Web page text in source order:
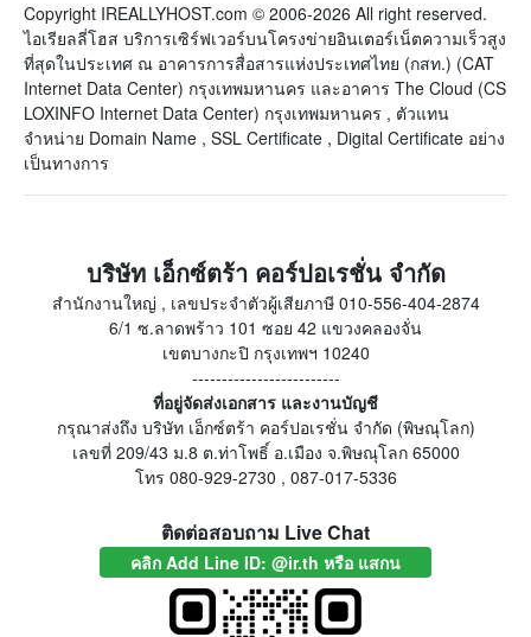
Copyright IREALLYHOST.com © 2006-2026 All right reserved.
ไอเรียลลี่โฮส บริการเซิร์ฟเวอร์บนโครงข่ายอินเตอร์เน็ตความเร็วสูง
ที่สุดในประเทศ ณ อาคารการสื่อสารแห่งประเทศไทย (กสท.) (CAT
Internet Data Center) กรุงเทพมหานคร และอาคาร The Cloud (CS
LOXINFO Internet Data Center) กรุงเทพมหานคร , ตัวแทน
จำหน่าย Domain Name , SSL Certificate , Digital Certificate อย่าง
เป็นทางการ
บริษัท เอ็กซ์ตร้า คอร์ปอเรชั่น จำกัด
สำนักงานใหญ่ , เลขประจำตัวผู้เสียภาษี 010-556-404-2874
6/1 ซ.ลาดพร้าว 101 ซอย 42 แขวงคลองจั่น
เขตบางกะปิ กรุงเทพฯ 10240
-------------------------
ที่อยู่จัดส่งเอกสาร และงานบัญชี
กรุณาส่งถึง บริษัท เอ็กซ์ตร้า คอร์ปอเรชั่น จำกัด (พิษณุโลก)
เลขที่ 209/43 ม.8 ต.ท่าโพธิ์ อ.เมือง จ.พิษณุโลก 65000
โทร 080-929-2730 , 087-017-5336
ติดต่อสอบถาม Live Chat
คลิก Add Line ID: @ir.th หรือ แสกน